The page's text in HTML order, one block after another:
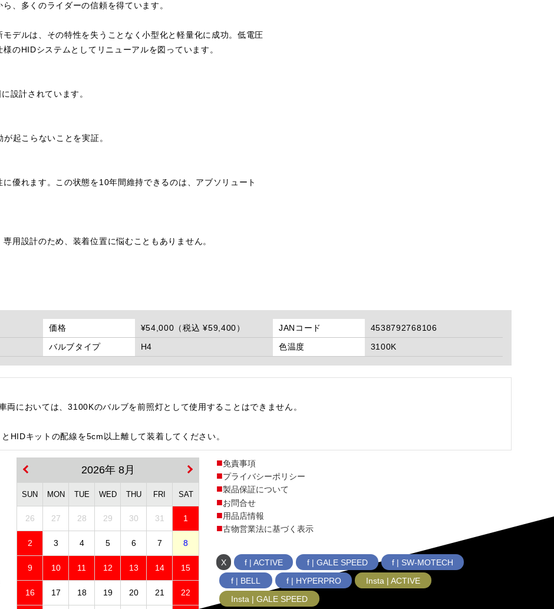
、多くのライダーの信頼を得ています。
デルは、その特性を失うことなく小型化と軽量化に成功。低電圧
のHIDシステムとしてリニューアルを図っています。
設計されています。
起こらないことを実証。
優れます。この状態を10年間維持できるのは、アブソリュート
用設計のため、装着位置に悩むこともありません。
価格 ¥54,000（税込 ¥59,400） JANコード
4538792768106
バルブタイプ H4 色温度 3100K
においては、3100Kのバルブを前照灯として使用することはできません。
HIDキットの配線を5cm以上離して装着してください。
2026年 8月
SUN MON TUE WED THU FRI SAT
26 27 28 29 30 31 1
2 3 4 5 6 7 8
9 10 11 12 13 14 15
16 17 18 19 20 21 22
免責事項
プライバシーポリシー
製品保証について
お問合せ
用品店情報
古物営業法に基づく表示
X f | ACTIVE f | GALE SPEED
f | SW-MOTECH
f | BELL
f | HYPERPRO
Insta | ACTIVE
Insta | GALE SPEED